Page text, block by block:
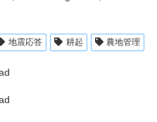
地震応答 耕起 農地管理